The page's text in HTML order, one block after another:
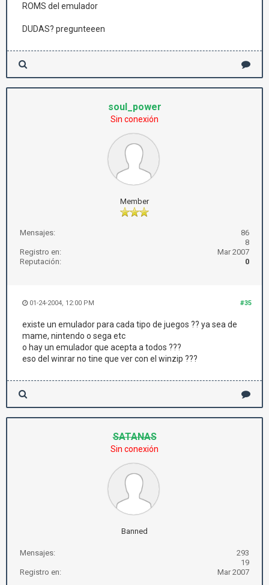
ROMS del emulador
DUDAS? pregunteeen
soul_power
Sin conexión
Member
Mensajes:
86
8
Registro en:
Mar 2007
Reputación:
0
#35
01-24-2004, 12:00 PM
existe un emulador para cada tipo de juegos ?? ya sea de
mame, nintendo o sega etc
o hay un emulador que acepta a todos ???
eso del winrar no tine que ver con el winzip ???
SATANAS
Sin conexión
Banned
Mensajes:
293
19
Registro en:
Mar 2007